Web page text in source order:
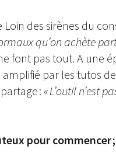
des sirènes du
qu’on achète
font pas tout. A
par les tutos
: « L’outil n’est
pour commencer